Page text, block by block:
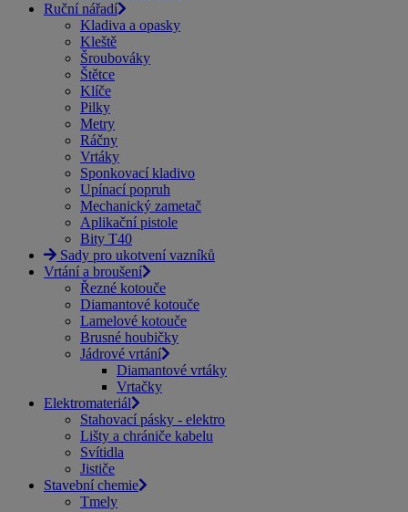
Ruční nářadí
Kladiva a opasky
Kleště
Šroubováky
Štětce
Klíče
Pilky
Metry
Ráčny
Vrtáky
Sponkovací kladivo
Upínací popruh
Mechanický zametač
Aplikační pistole
Bity T40
Sady pro ukotvení vazníků
Vrtání a broušení
Řezné kotouče
Diamantové kotouče
Lamelové kotouče
Brusné houbičky
Jádrové vrtání
Diamantové vrtáky
Vrtačky
Elektromateriál
Stahovací pásky - elektro
Lišty a chrániče kabelu
Svítidla
Jističe
Stavební chemie
Tmely